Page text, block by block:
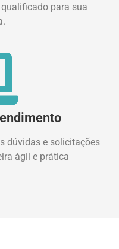
para sua
dúvidas e solicitações
ágil e prática